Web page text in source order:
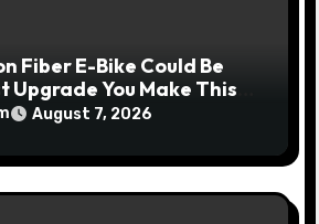
Fiber E-Bike Could Be
Upgrade You Make This
August 7, 2026